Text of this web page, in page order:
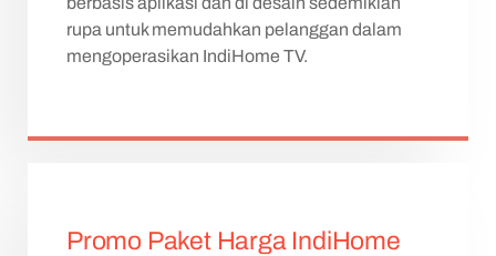
rupa untuk memudahkan pelanggan dalam
mengoperasikan IndiHome TV.
Promo Paket Harga IndiHome